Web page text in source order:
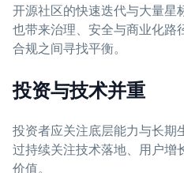
开源社区的快速迭代与大量星
也带来治理、安全与商业化路
合规之间寻找平衡。
投资与技术并重
投资者应关注底层能力与长期
过持续关注技术落地、用户增
价值。